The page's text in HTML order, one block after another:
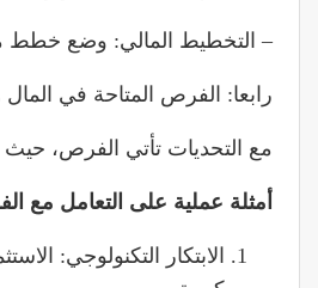
– التخطيط المالي: وضع خطط
رابعا: الفرص المتاحة في المال
مع التحديات تأتي الفرص،
أمثلة عملية على التعامل مع
الابتكار التكنولوجي: